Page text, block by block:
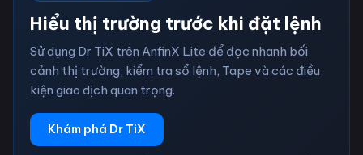
Hiểu thị trường trước khi đặt lệnh
Sử dụng Dr TiX trên AnfinX Lite để đọc nhanh bối
cảnh thị trường, kiểm tra sổ lệnh, Tape và các điều
kiện giao dịch quan trọng.
Khám phá Dr TiX